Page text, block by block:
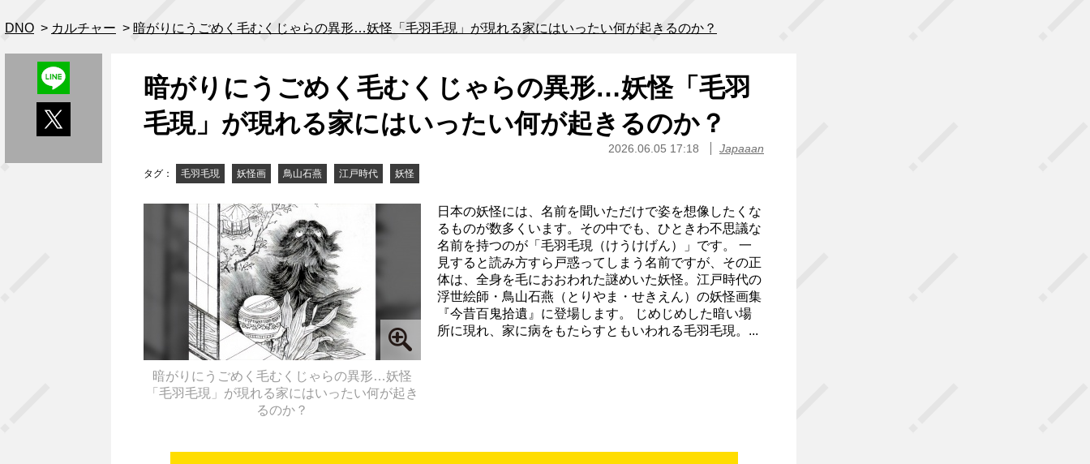
DNO > カルチャー > 暗がりにうごめく毛むくじゃらの異形…妖怪「毛羽毛現」が現れる家にはいったい何が起きるのか？
暗がりにうごめく毛むくじゃらの異形…妖怪「毛羽
毛現」が現れる家にはいったい何が起きるのか？
2026.06.05 17:18 Japaaan
タグ： 毛羽毛現 妖怪画 鳥山石燕 江戸時代 妖怪
暗がりにうごめく毛むくじゃらの異形…妖怪
「毛羽毛現」が現れる家にはいったい何が起き
るのか？
日本の妖怪には、名前を聞いただけで姿を想像したくな
るものが数多くいます。その中でも、ひときわ不思議な
名前を持つのが「毛羽毛現（けうけげん）」です。 一
見すると読み方すら戸惑ってしまう名前ですが、その正
体は、全身を毛におおわれた謎めいた妖怪。江戸時代の
浮世絵師・鳥山石燕（とりやま・せきえん）の妖怪画集
『今昔百鬼拾遺』に登場します。 じめじめした暗い場
所に現れ、家に病をもたらすともいわれる毛羽毛現。...